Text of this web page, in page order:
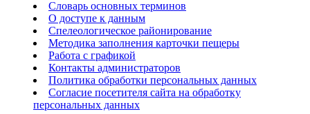
Словарь основных терминов
О доступе к данным
Спелеологическое районирование
Методика заполнения карточки пещеры
Работа с графикой
Контакты администраторов
Политика обработки персональных данных
Согласие посетителя сайта на обработку
персональных данных